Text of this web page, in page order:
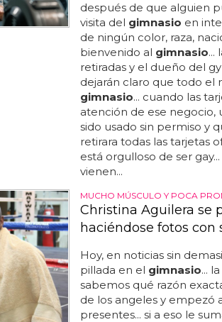
después de que alguien
visita del gimnasio en
de ningún color, raza,
bienvenido al gimnasio...
retiradas y el dueño del
dejarán claro que todo el
gimnasio... cuando las
atención de ese negocio,
sido usado sin permiso y
retirara todas las tarjetas
está orgulloso de ser
vienen...
MUCHO MÚSCULO Y POCA
Christina Aguilera se
haciéndose fotos con
Hoy, en noticias sin
pillada en el gimnasio...
sabemos qué razón
de los angeles y empezó
presentes... si a eso le